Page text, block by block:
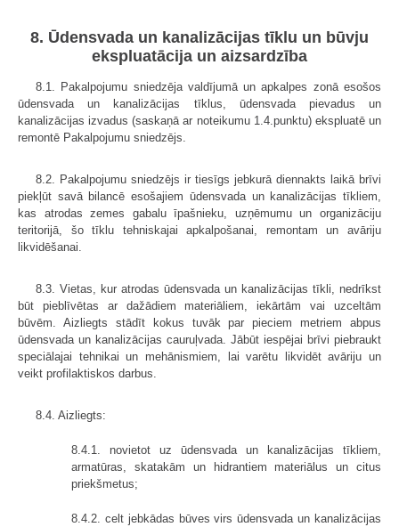
8. Ūdensvada un kanalizācijas tīklu un būvju
ekspluatācija un aizsardzība
8.1. Pakalpojumu sniedzēja valdījumā un apkalpes zonā esošos
ūdensvada un kanalizācijas tīklus, ūdensvada pievadus un
kanalizācijas izvadus (saskaņā ar noteikumu 1.4.punktu) ekspluatē un
remontē Pakalpojumu sniedzējs.
8.2. Pakalpojumu sniedzējs ir tiesīgs jebkurā diennakts laikā brīvi
piekļūt savā bilancē esošajiem ūdensvada un kanalizācijas tīkliem,
kas atrodas zemes gabalu īpašnieku, uzņēmumu un organizāciju
teritorijā, šo tīklu tehniskajai apkalpošanai, remontam un avāriju
likvidēšanai.
8.3. Vietas, kur atrodas ūdensvada un kanalizācijas tīkli, nedrīkst
būt pieblīvētas ar dažādiem materiāliem, iekārtām vai uzceltām
būvēm. Aizliegts stādīt kokus tuvāk par pieciem metriem abpus
ūdensvada un kanalizācijas cauruļvada. Jābūt iespējai brīvi piebraukt
speciālajai tehnikai un mehānismiem, lai varētu likvidēt avāriju un
veikt profilaktiskos darbus.
8.4. Aizliegts:
8.4.1. novietot uz ūdensvada un kanalizācijas tīkliem,
armatūras, skatakām un hidrantiem materiālus un citus
priekšmetus;
8.4.2. celt jebkādas būves virs ūdensvada un kanalizācijas